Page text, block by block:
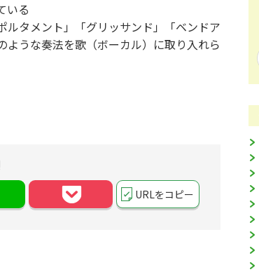
いる
タメント」「グリッサンド」「ベンドア
うな奏法を歌（ボーカル）に取り入れら
URLをコピー